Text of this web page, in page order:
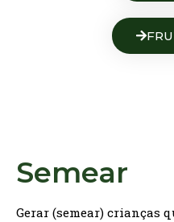
Semear
Gerar (semear) crianças